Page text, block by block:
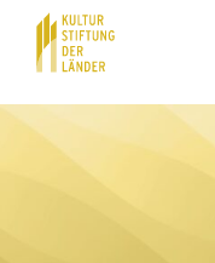
Hauptnavigation